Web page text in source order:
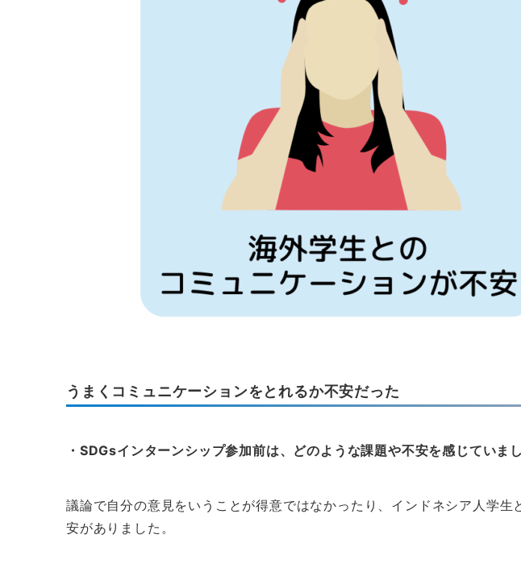
うまくコミュニケーションをとれるか不安だった
・SDGsインターンシップ参加前は、どのような課題や不安を感じていまし
議論で自分の意見をいうことが得意ではなかったり、インドネシア人学
安がありました。